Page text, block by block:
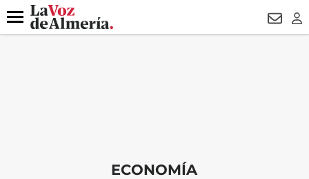
DESTACADO
Menú
ECONOMÍA